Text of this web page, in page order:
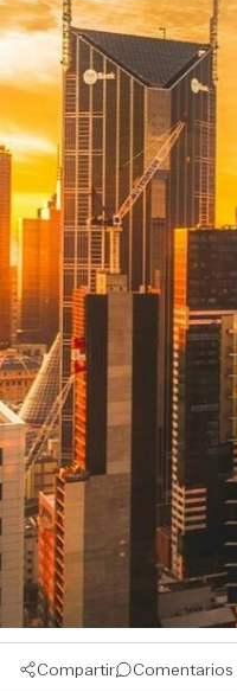
Compartir Comentarios